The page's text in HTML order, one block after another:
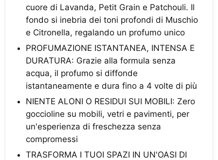
cuore di Lavanda, Petit Grain e Patchouli. Il
fondo si inebria dei toni profondi di Muschio
e Citronella, regalando un profumo unico
PROFUMAZIONE ISTANTANEA, INTENSA E
DURATURA: Grazie alla formula senza
acqua, il profumo si diffonde
istantaneamente e dura fino a 4 volte di più
NIENTE ALONI O RESIDUI SUI MOBILI: Zero
goccioline su mobili, vetri e pavimenti, per
un'esperienza di freschezza senza
compromessi
TRASFORMA I TUOI SPAZI IN UN'OASI DI